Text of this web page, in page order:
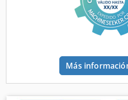
Más